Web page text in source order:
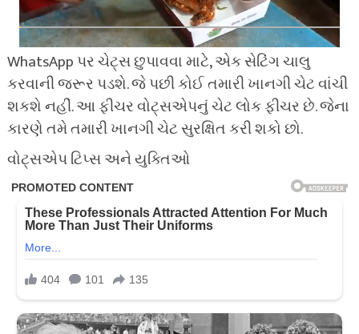
WhatsApp પર ચેટ્સ છુપાવવા માટે, એક સેટિંગ ચાલુ
કરવાની જરૂર પડશે. જે પછી કોઈ તમારી ખાનગી ચેટ વાંચી
શકશે નહીં. આ ફીચર વોટ્સએપનું ચેટ લોક ફીચર છે. જેના
કારણે તમે તમારી ખાનગી ચેટ સુરક્ષિત કરી શકો છો.
વોટ્સએપ ટિપ્સ અને યુક્તિઓ